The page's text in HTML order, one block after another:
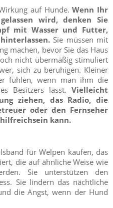
auf Hunde.Wenn Ihr
wird, denken Sie
mit Wasser und Futter,
Sie müssen mit
machen, bevor Sie das Haus
nicht übermäßig stimuliert
sich zu beruhigen. Kleiner
fühlen, wenn man ihm die
Besitzers lässt. Vielleicht
ziehen, das Radio, die
oder den Fernseher
kann.
für Welpen kaufen, das
die auf ähnliche Weise wie
Sie unterstützen den
Sie lindern das nächtliche
die Angst, wenn der Hund